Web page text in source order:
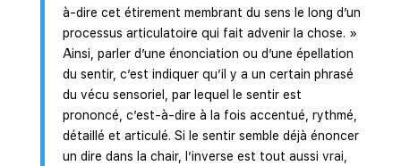
à-dire cet étirement membrant du sens le long d’un
processus articulatoire qui fait advenir la chose. »
Ainsi, parler d’une énonciation ou d’une épellation
du sentir, c’est indiquer qu’il y a un certain phrasé
du vécu sensoriel, par lequel le sentir est
prononcé, c’est-à-dire à la fois accentué, rythmé,
détaillé et articulé. Si le sentir semble déjà énoncer
un dire dans la chair, l’inverse est tout aussi vrai,